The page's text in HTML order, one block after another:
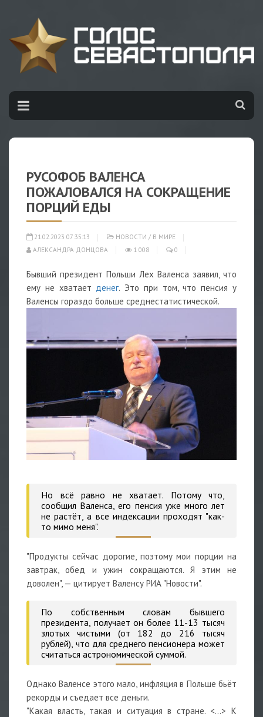
РУСОФОБ ВАЛЕНСА
ПОЖАЛОВАЛСЯ НА СОКРАЩЕНИЕ
ПОРЦИЙ ЕДЫ
21.02.2023 07:35:13 НОВОСТИ / В МИРЕ
АЛЕКСАНДРА ДОНЦОВА
1 008 0
Бывший президент Польши Лех Валенса заявил, что
ему не хватает денег. Это при том, что пенсия у
Валенсы гораздо больше среднестатистической.
Но всё равно не хватает. Потому что,
сообщил Валенса, его пенсия уже много лет
не растёт, а все индексации проходят "как-
то мимо меня".
"Продукты сейчас дорогие, поэтому мои порции на
завтрак, обед и ужин сокращаются. Я этим не
доволен", — цитирует Валенсу РИА "Новости".
По собственным словам бывшего
президента, получает он более 11-13 тысяч
злотых чистыми (от 182 до 216 тысяч
рублей), что для среднего пенсионера может
считаться астрономической суммой.
Однако Валенсе этого мало, инфляция в Польше бьёт
рекорды и съедает все деньги.
"Какая власть, такая и ситуация в стране. <…> К